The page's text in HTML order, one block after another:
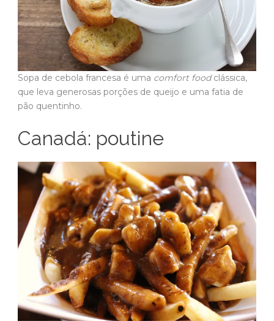
Sopa de cebola francesa é uma comfort foodclássica,
que leva generosas porções de queijo e uma fatia de
pão quentinho.
Canadá: poutine